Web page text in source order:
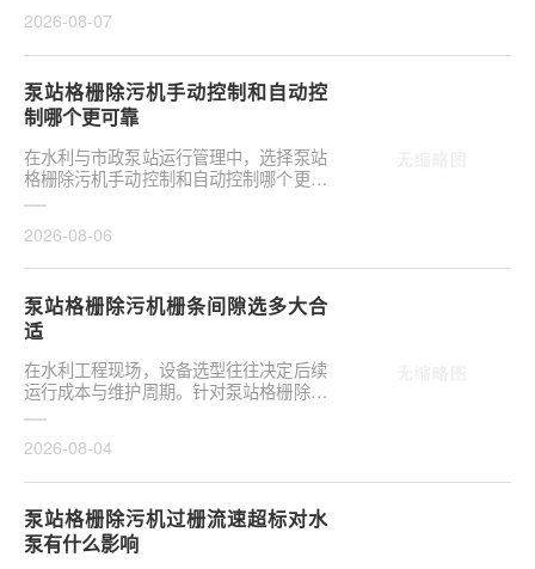
2026-08-07
泵站格栅除污机手动控制和自动控
制哪个更可靠
在水利与市政泵站运行管理中，选择泵站
格栅除污机手动控制和自动控制哪个更可
靠，往往是项目决策的关键环节。这并非
2026-08-06
泵站格栅除污机栅条间隙选多大合
适
在水利工程现场，设备选型往往决定后续
运行成本与维护周期。针对泵站格栅除污
机栅条间隙选多大合适，需结合具体工况
2026-08-04
泵站格栅除污机过栅流速超标对水
泵有什么影响